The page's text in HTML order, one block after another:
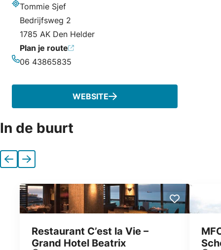
Tommie Sjef
Bedrijfsweg 2
1785 AK Den Helder
Plan je route
06 43865835
WEBSITE
In de buurt
VorigeVolgende
Restaurant C’est la Vie –
Grand Hotel Beatrix